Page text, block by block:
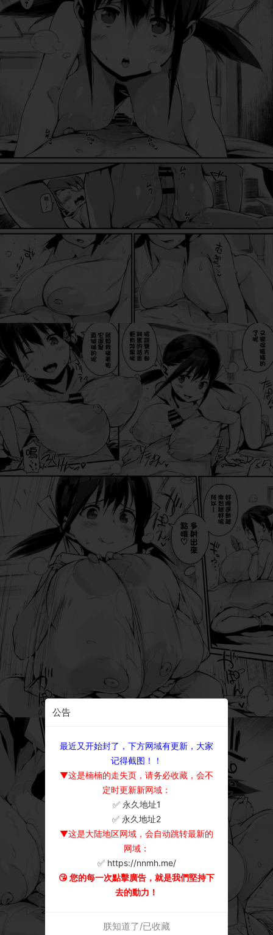
公告
最近又开始封了，下方网域有更新，大家
记得截图！！
▼这是楠楠的走失页，请务必收藏，会不
定时更新新网域：
✅ 永久地址1
✅ 永久地址2
▼这是大陆地区网域，会自动跳转最新的
网域：
✅ https://nnmh.me/
😘 您的每一次點擊廣告，就是我們堅持下
去的動力！
朕知道了/已收藏